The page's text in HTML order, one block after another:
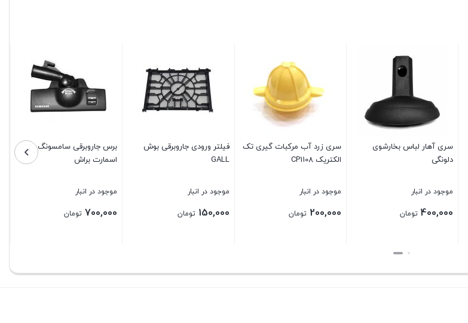
سری آهار لباس بخارشوی
دلونگی
موجود در انبار
400,000 تومان
سری زرد آب مرکبات گیری تک
الکتریک CP1108
موجود در انبار
200,000 تومان
فیلتر ورودی جاروبرقی بوش
GALL
موجود در انبار
150,000 تومان
برس جاروبرقی سامسونگ
اسمارت براش
موجود در انبار
700,000 تومان